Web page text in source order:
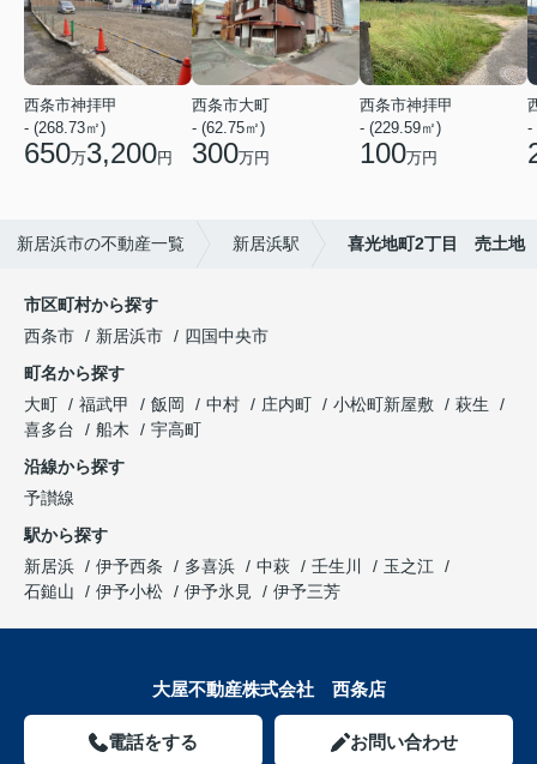
西条市神拝甲
- (268.73㎡)
650万3,200円
西条市大町
- (62.75㎡)
300万円
西条市神拝甲
- (229.59㎡)
100万円
-
新居浜市の不動産一覧 新居浜駅 喜光地町2丁目 売土地
市区町村から探す
西条市
新居浜市
四国中央市
町名から探す
大町
福武甲 飯岡 中村 庄内町 小松町新屋敷
萩生
喜多台
船木
宇高町
沿線から探す
予讃線
駅から探す
新居浜
伊予西条 多喜浜 中萩 壬生川
玉之江
石鎚山
伊予小松 伊予氷見 伊予三芳
大屋不動産株式会社 西条店
電話をする お問い合わせ